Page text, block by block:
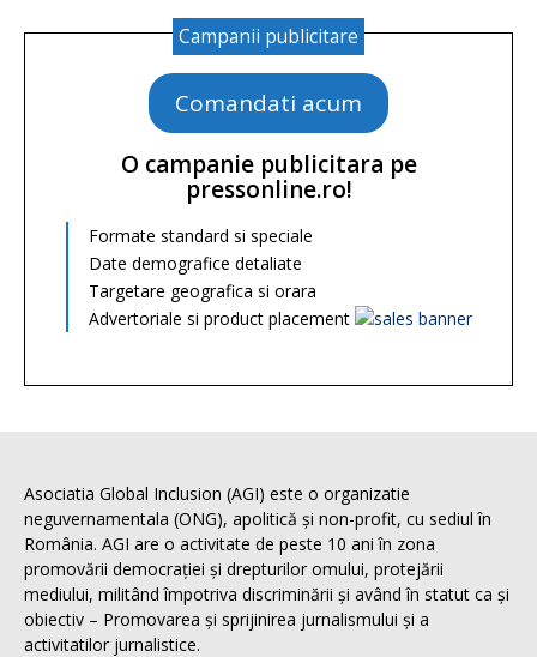
Campanii publicitare
Comandati acum
O campanie publicitara pe
pressonline.ro!
Formate standard si speciale
Date demografice detaliate
Targetare geografica si orara
Advertoriale si product placement
Asociatia Global Inclusion (AGI) este o organizatie
neguvernamentala (ONG), apolitică și non-profit, cu sediul în
România. AGI are o activitate de peste 10 ani în zona
promovării democrației și drepturilor omului, protejării
mediului, militând împotriva discriminării și având în statut ca și
obiectiv – Promovarea și sprijinirea jurnalismului și a
activitatilor jurnalistice.